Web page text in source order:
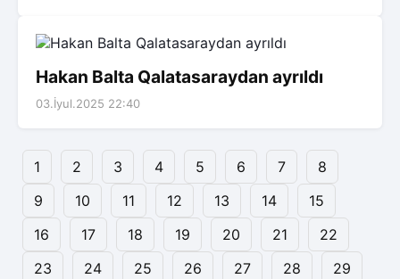
Hakan Balta Qalatasaraydan ayrıldı
03.İyul.2025 22:40
1 2 3 4 5 6 7
8
9
10 11 12 13 14
15
16
17 18 19 20 21
22
23
24 25 26 27 28
29